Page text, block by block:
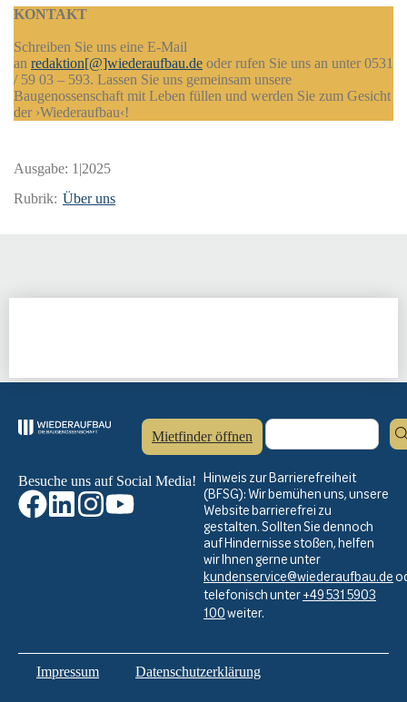
KONTAKT
Schreiben Sie uns eine E-Mail
an redaktion[@]wiederaufbau.de oder rufen Sie uns an unter 0531
/ 59 03 – 593. Lassen Sie uns gemeinsam unsere
Baugenossenschaft mit Leben füllen und werden Sie zum Gesicht
der ›Wiederaufbau‹!
Ausgabe: 1|2025
Rubrik: Über uns
Mietfinder öffnen
Besuche uns auf Social Media! Hinweis zur Barrierefreiheit
(BFSG): Wir bemühen uns, unsere
Website barrierefrei zu
gestalten. Sollten Sie dennoch
auf Hindernisse stoßen, helfen
wir Ihnen gerne unter
kundenservice@wiederaufbau.de
telefonisch unter+49 531 5903
100weiter.
Impressum Datenschutzerklärung